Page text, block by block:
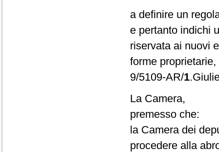
a definire un
e pertanto indichi
riservata ai nuovi
forme
9/5109-AR/1
La Camera,
premesso che:
la Camera dei
procedere alla